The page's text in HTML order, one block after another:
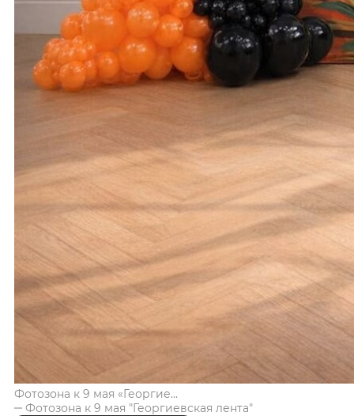
Фотозона к 9 мая «Георгие...
Фотозона к 9 мая "Георгиевская лента"